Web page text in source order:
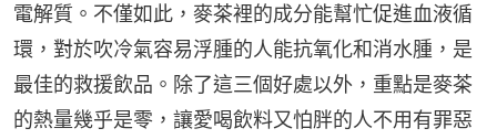
電解質。不僅如此，麥茶裡的成分能幫忙促進血液循
環，對於吹冷氣容易浮腫的人能抗氧化和消水腫，是
最佳的救援飲品。除了這三個好處以外，重點是麥茶
的熱量幾乎是零，讓愛喝飲料又怕胖的人不用有罪惡